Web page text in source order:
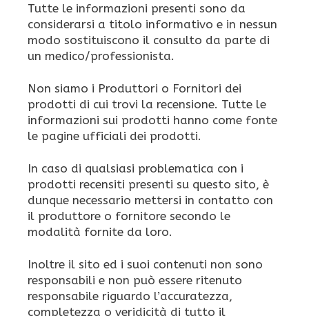
Tutte le informazioni presenti sono da
considerarsi a titolo informativo e in nessun
modo sostituiscono il consulto da parte di
un medico/professionista.
Non siamo i Produttori o Fornitori dei
prodotti di cui trovi la recensione. Tutte le
informazioni sui prodotti hanno come fonte
le pagine ufficiali dei prodotti.
In caso di qualsiasi problematica con i
prodotti recensiti presenti su questo sito, è
dunque necessario mettersi in contatto con
il produttore o fornitore secondo le
modalità fornite da loro.
Inoltre il sito ed i suoi contenuti non sono
responsabili e non può essere ritenuto
responsabile riguardo l’accuratezza,
completezza o veridicità di tutto il